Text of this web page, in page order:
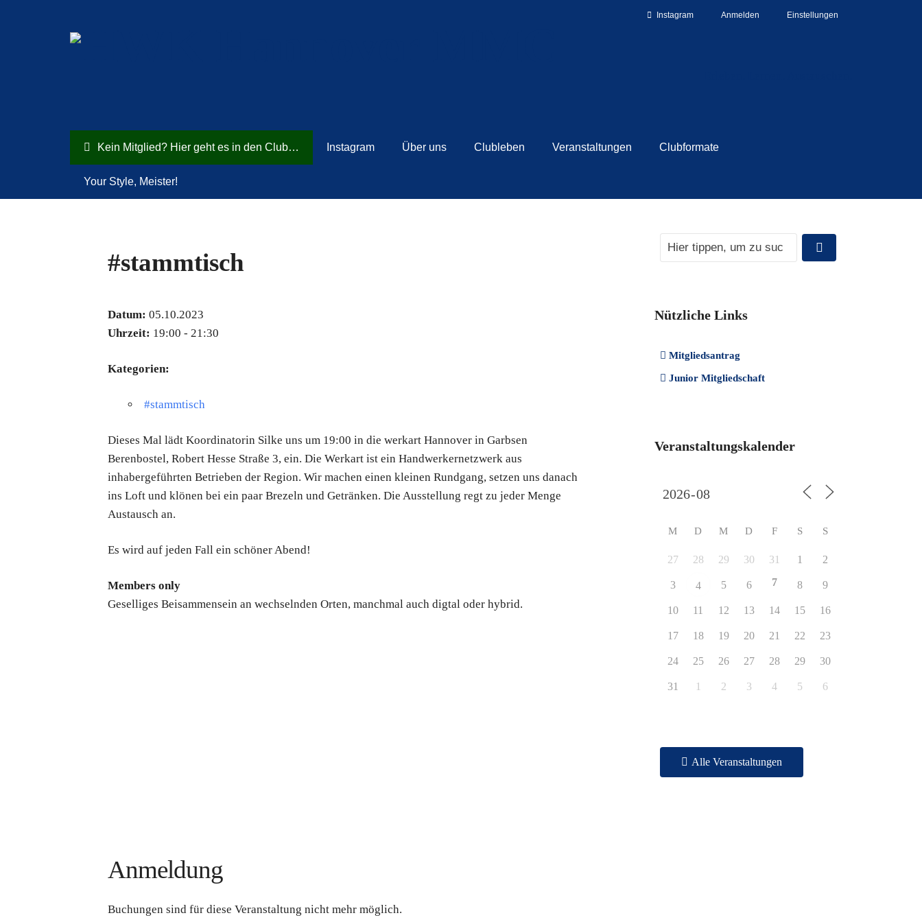
Instagram Anmelden Einstellungen
Kein Mitglied? Hier geht es in den Club… Instagram Über uns Clubleben Veranstaltungen Clubformate
Your Style, Meister!
#stammtisch
Datum: 05.10.2023
Uhrzeit: 19:00 - 21:30
Kategorien:
#stammtisch
Dieses Mal lädt Koordinatorin Silke uns um 19:00 in die werkart Hannover in Garbsen
Berenbostel, Robert Hesse Straße 3, ein. Die Werkart ist ein Handwerkernetzwerk aus
inhabergeführten Betrieben der Region. Wir machen einen kleinen Rundgang, setzen uns danach
ins Loft und klönen bei ein paar Brezeln und Getränken. Die Ausstellung regt zu jeder Menge
Austausch an.
Es wird auf jeden Fall ein schöner Abend!
Members only
Geselliges Beisammensein an wechselnden Orten, manchmal auch digtal oder hybrid.
Anmeldung
Buchungen sind für diese Veranstaltung nicht mehr möglich.
Nützliche Links
Mitgliedsantrag
Junior Mitgliedschaft
Veranstaltungskalender
M D M D F S S
27 28 29 30 31 1 2
3 4 5 6 7 8 9
10 11 12 13 14 15 16
17 18 19 20 21 22 23
24 25 26 27 28 29 30
31 1 2 3 4 5 6
Alle Veranstaltungen